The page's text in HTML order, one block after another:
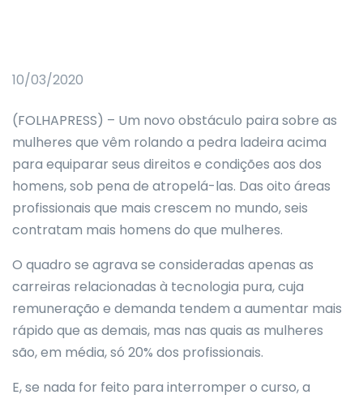
10/03/2020
(FOLHAPRESS) – Um novo obstáculo paira sobre as
mulheres que vêm rolando a pedra ladeira acima
para equiparar seus direitos e condições aos dos
homens, sob pena de atropelá-las. Das oito áreas
profissionais que mais crescem no mundo, seis
contratam mais homens do que mulheres.
O quadro se agrava se consideradas apenas as
carreiras relacionadas à tecnologia pura, cuja
remuneração e demanda tendem a aumentar mais
rápido que as demais, mas nas quais as mulheres
são, em média, só 20% dos profissionais.
E, se nada for feito para interromper o curso, a